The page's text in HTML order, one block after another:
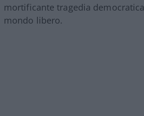
mortificante tragedia
mondo libero.